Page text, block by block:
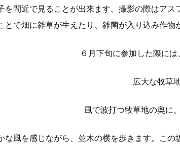
を間近で見ることが出来ます。撮影の際はア
とで畑に雑草が生えたり、雑菌が入り込み作物
６月下旬に参加した際に
広大な牧草
風で波打つ牧草地の奥に
な風を感じながら、並木の横を歩きます。こ